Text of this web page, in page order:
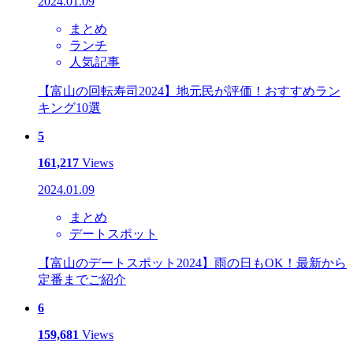
まとめ
ランチ
人気記事
【富山の回転寿司2024】地元民が評価！おすすめラン
キング10選
5
161,217 Views
2024.01.09
まとめ
デートスポット
【富山のデートスポット2024】雨の日もOK！最新から
定番までご紹介
6
159,681 Views